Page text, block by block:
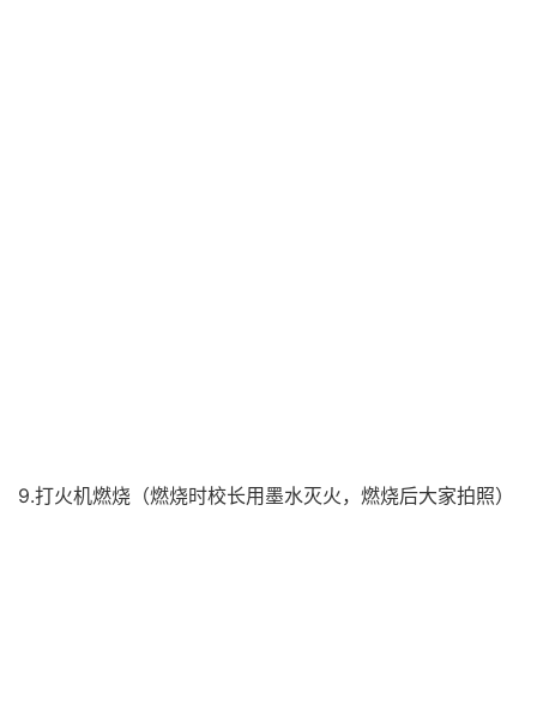
9.打火机燃烧（燃烧时校长用墨水灭火，燃烧后大家拍照）